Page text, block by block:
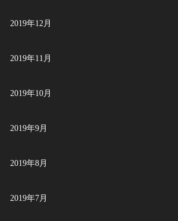
2019年12月
2019年11月
2019年10月
2019年9月
2019年8月
2019年7月